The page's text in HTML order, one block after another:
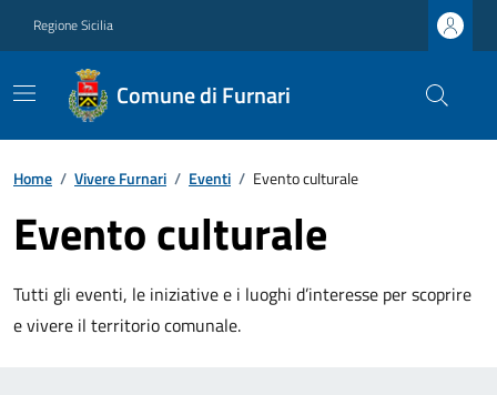
Regione Sicilia
Comune di Furnari
Home / Vivere Furnari / Eventi / Evento culturale
Evento culturale
Tutti gli eventi, le iniziative e i luoghi d’interesse per scoprire
e vivere il territorio comunale.